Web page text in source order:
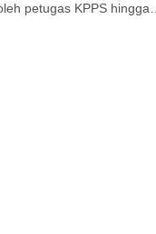
petugas KPPS hingga…